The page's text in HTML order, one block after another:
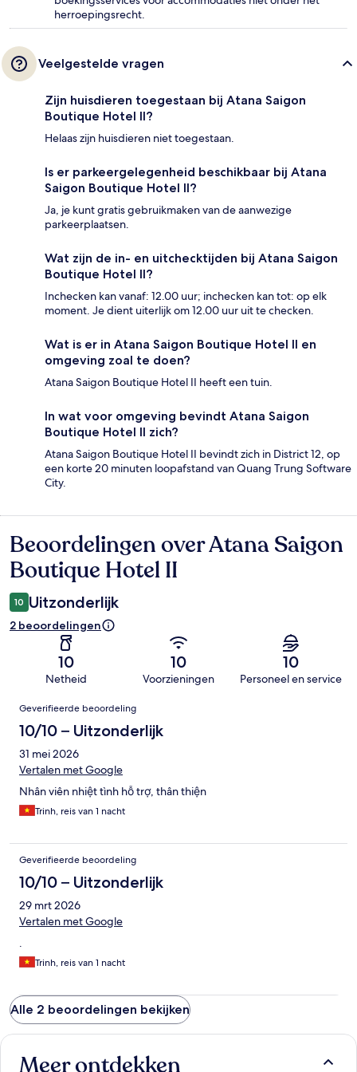
herroepingsrecht.
Veelgestelde vragen
Zijn huisdieren toegestaan bij Atana Saigon
Boutique Hotel II?
Helaas zijn huisdieren niet toegestaan.
Is er parkeergelegenheid beschikbaar bij Atana
Saigon Boutique Hotel II?
Ja, je kunt gratis gebruikmaken van de aanwezige
parkeerplaatsen.
Wat zijn de in- en uitchecktijden bij Atana Saigon
Boutique Hotel II?
Inchecken kan vanaf: 12.00 uur; inchecken kan tot: op elk
moment. Je dient uiterlijk om 12.00 uur uit te checken.
Wat is er in Atana Saigon Boutique Hotel II en
omgeving zoal te doen?
Atana Saigon Boutique Hotel II heeft een tuin.
In wat voor omgeving bevindt Atana Saigon
Boutique Hotel II zich?
Atana Saigon Boutique Hotel II bevindt zich in District 12, op
een korte 20 minuten loopafstand van Quang Trung Software
City.
Beoordelingen
Beoordelingen over Atana Saigon
Boutique Hotel II
10 Uitzonderlijk
2 beoordelingen
10
Netheid
10
Voorzieningen
10
Personeel en service
Beoordelingen
Geverifieerde beoordeling
10/10 – Uitzonderlijk
31 mei 2026
Vertalen met Google
Nhân viên nhiệt tình hỗ trợ, thân thiện
Trinh, reis van 1 nacht
Geverifieerde beoordeling
10/10 – Uitzonderlijk
29 mrt 2026
Vertalen met Google
.
Trinh, reis van 1 nacht
Alle 2 beoordelingen bekijken
Meer ontdekken